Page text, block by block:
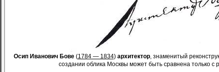
Осип Иванович Бове(1784 — 1834) архитектор, знаменитый
создании облика Москвы может быть сравнена только с